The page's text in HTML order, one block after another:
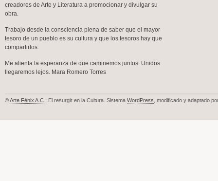
creadores de Arte y Literatura a promocionar y divulgar su
obra.
Trabajo desde la consciencia plena de saber que el mayor
tesoro de un pueblo es su cultura y que los tesoros hay que
compartirlos.
Me alienta la esperanza de que caminemos juntos. Unidos
llegaremos lejos. Mara Romero Torres
©Arte Fénix A.C. ; El resurgir en la Cultura. Sistema WordPress , modificado y adaptado